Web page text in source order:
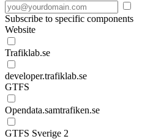
Subscribe to specific components
Website
Trafiklab.se
developer.trafiklab.se
GTFS
Opendata.samtrafiken.se
GTFS Sverige 2